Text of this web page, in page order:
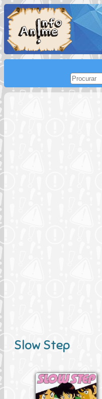
Slow Step